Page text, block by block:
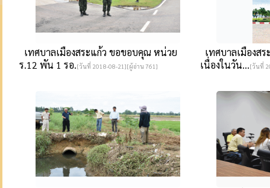
เทศบาลเมืองสระแก้ว ขอขอบคุณ หน่วย
ร.12 พัน 1 รอ.[วันที่ 2018-08-21][ผู้อ่าน 761]
เทศบาลเมืองส
เนื่องในวัน...[วันที่